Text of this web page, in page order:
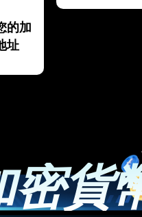
的加
址
密貨